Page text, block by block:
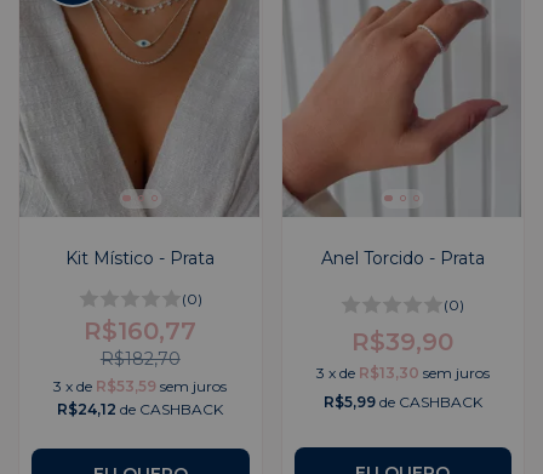
Kit Místico - Prata
(0)
R$160,77
R$182,70
3 xde R$53,59 sem juros
R$24,12 de CASHBACK
Anel Torcido - Prata
(0)
R$39,90
3 x de R$13,30 sem juros
R$5,99de CASHBACK